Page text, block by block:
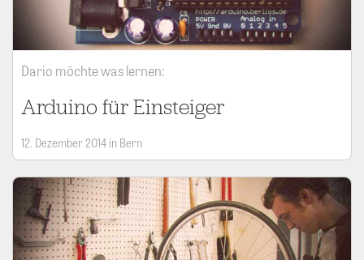
Dario möchte was lernen:
Arduino für Einsteiger
12. Dezember 2014 in Bern